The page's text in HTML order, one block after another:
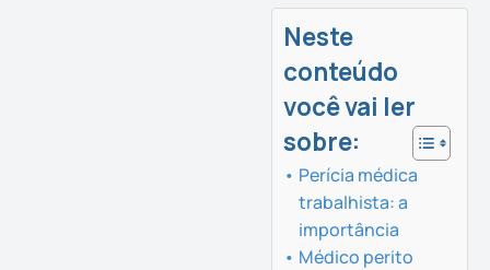
Neste
conteúdo
você vai ler
sobre:
Perícia médica
trabalhista: a
importância
Médico perito